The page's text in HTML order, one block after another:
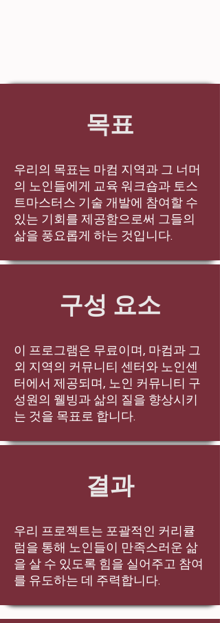
목표
우리의 목표는 마컴 지역과 그 너머
의 노인들에게 교육 워크숍과 토스
트마스터스 기술 개발에 참여할 수
있는 기회를 제공함으로써 그들의
삶을 풍요롭게 하는 것입니다.
구성 요소
이 프로그램은 무료이며, 마컴과 그
외 지역의 커뮤니티 센터와 노인센
터에서 제공되며, 노인 커뮤니티 구
성원의 웰빙과 삶의 질을 향상시키
는 것을 목표로 합니다.
결과
우리 프로젝트는 포괄적인 커리큘
럼을 통해 노인들이 만족스러운 삶
을 살 수 있도록 힘을 실어주고 참여
를 유도하는 데 주력합니다.